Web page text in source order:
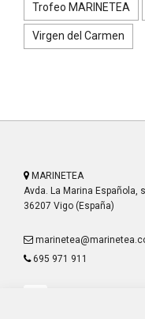
Trofeo MARINETEA
Virgen del Carmen
MARINETEA
Avda. La Marina Española,
36207 Vigo (España)
695 971 911